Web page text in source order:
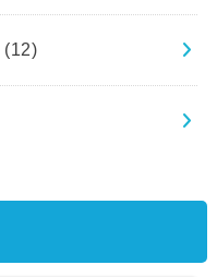
(12)